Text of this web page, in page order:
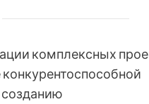
комплексных
конкурентоспособной